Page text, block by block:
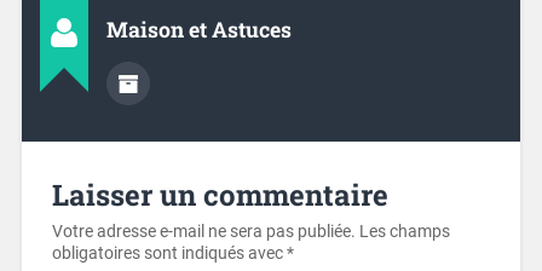
Maison et Astuces
Laisser un commentaire
Votre adresse e-mail ne sera pas publiée. Les champs
obligatoires sont indiqués avec*